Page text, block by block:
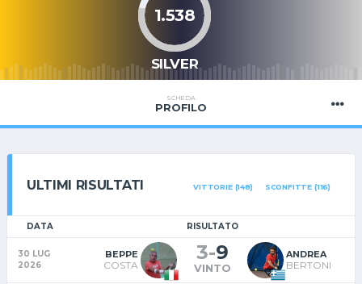
1.538
SILVER
SCHEDA
PROFILO
ULTIMI RISULTATI VITTORIE (148) SCONFITTE (116)
DATA RISULTATO
30 LUG
2026
BEPPE
COSTA
3-9
VINTO
ANDREA
BERTONI